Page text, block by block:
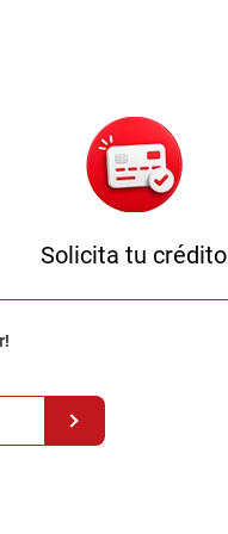
Solicita tu crédito